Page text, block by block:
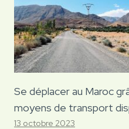
Se déplacer au Maroc
moyens de transport
13 octobre 2023